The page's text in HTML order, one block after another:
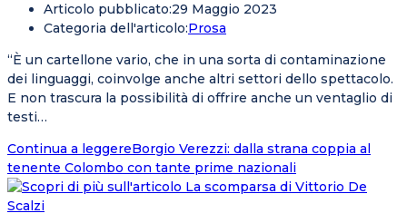
Articolo pubblicato:29 Maggio 2023
Categoria dell'articolo:Prosa
“È un cartellone vario, che in una sorta di contaminazione
dei linguaggi, coinvolge anche altri settori dello spettacolo.
E non trascura la possibilità di offrire anche un ventaglio di
testi…
Continua a leggereBorgio Verezzi: dalla strana coppia al
tenente Colombo con tante prime nazionali